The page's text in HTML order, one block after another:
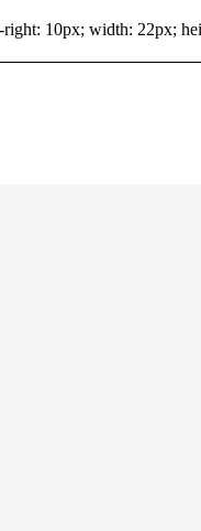
10px; width: 22px;